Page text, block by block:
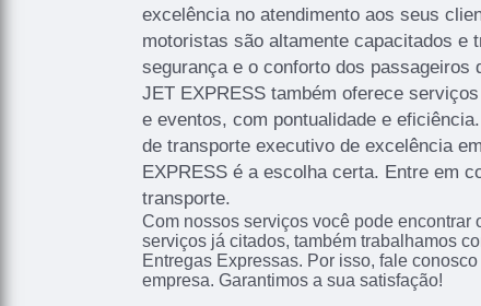
excelência no atendimento aos seus
motoristas são altamente capacitados e
segurança e o conforto dos passageiros
JET EXPRESS também oferece
e eventos, com pontualidade e
de transporte executivo de excelência
EXPRESS é a escolha certa. Entre em
transporte.
Com nossos serviços você pode encontrar
serviços já citados, também trabalhamos
Entregas Expressas. Por isso, fale
empresa. Garantimos a sua satisfação!